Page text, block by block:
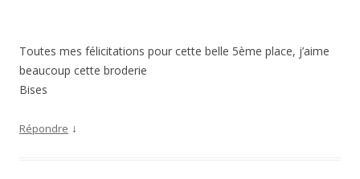
Toutes mes félicitations pour cette belle 5ème place, j’aime
beaucoup cette broderie
Bises
Répondre ↓